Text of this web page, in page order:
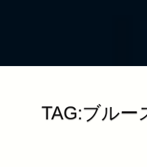
TAG:ブル